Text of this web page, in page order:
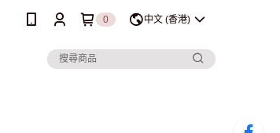
0 中文 (香港)